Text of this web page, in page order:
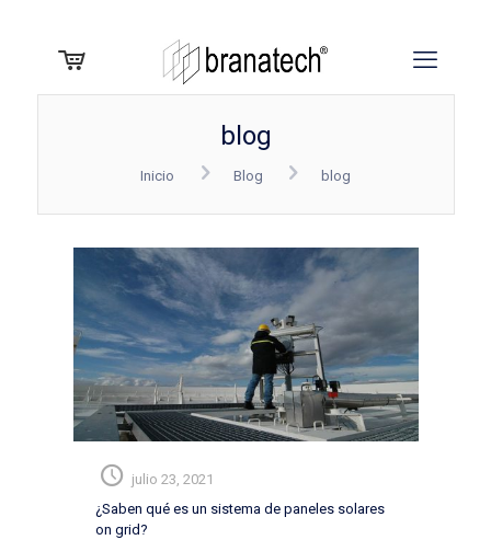
blog
Inicio Blog blog
julio 23, 2021
¿Saben qué es un sistema de paneles solares
on grid?